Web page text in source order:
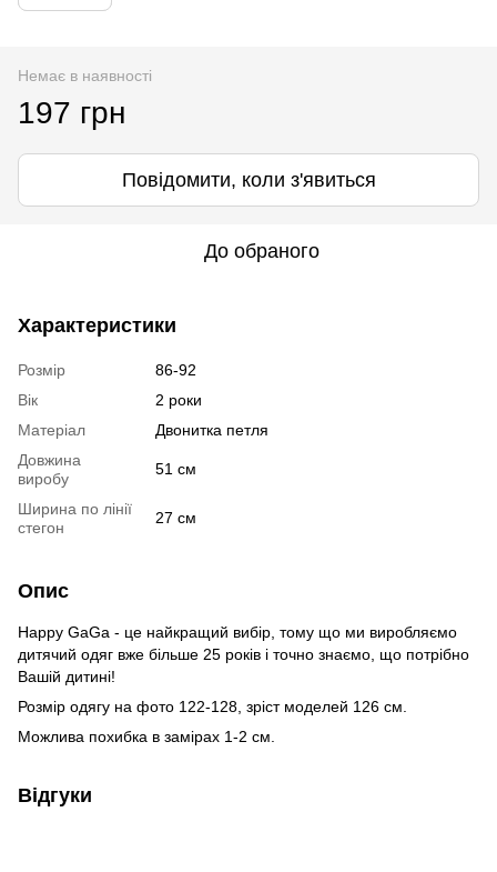
Немає в наявності
197 грн
Повідомити, коли з'явиться
До обраного
Характеристики
Розмір
86-92
Вік
2 роки
Матеріал
Двонитка петля
Довжина
виробу
51 см
Ширина по лінії
стегон
27 см
Опис
Happy GaGa - це найкращий вибір, тому що ми виробляємо
дитячий одяг вже більше 25 років і точно знаємо, що потрібно
Вашій дитині!
Розмір одягу на фото 122-128, зріст моделей 126 см.
Можлива похибка в замірах 1-2 см.
Відгуки